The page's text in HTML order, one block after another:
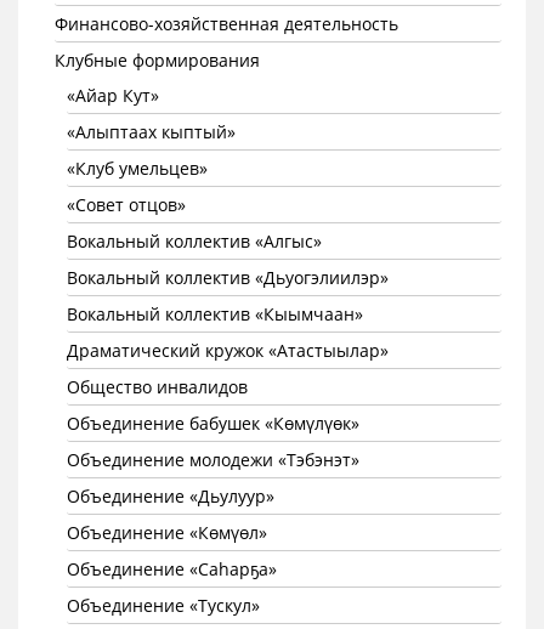
Финансово-хозяйственная деятельность
Клубные формирования
«Айар Кут»
«Алыптаах кыптый»
«Клуб умельцев»
«Совет отцов»
Вокальный коллектив «Алгыс»
Вокальный коллектив «Дьуогэлиилэр»
Вокальный коллектив «Кыымчаан»
Драматический кружок «Атастыылар»
Общество инвалидов
Объединение бабушек «Көмүлүөк»
Объединение молодежи «Тэбэнэт»
Объединение «Дьулуур»
Объединение «Көмүөл»
Объединение «Саhарҕа»
Объединение «Тускул»